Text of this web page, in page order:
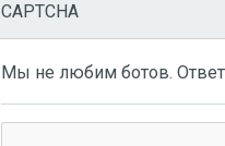
CAPTCHA
Мы не любим ботов.